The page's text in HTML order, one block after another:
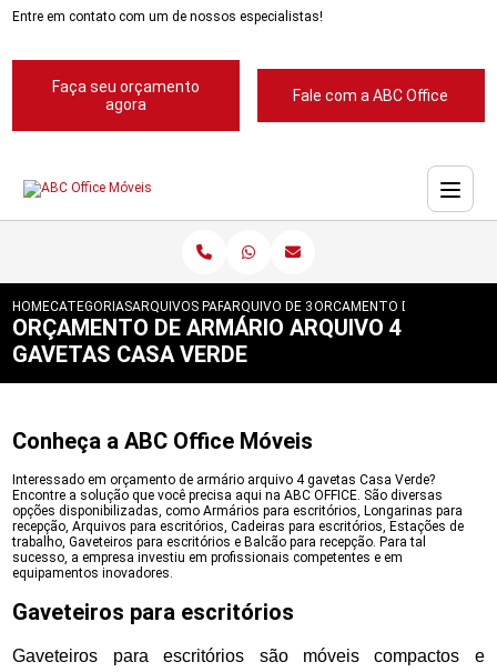
Entre em contato com um de nossos especialistas!
Faça seu orçamento
agora
Fale com a ABC Office
HOMECATEGORIASARQUIVOS PARA ESCRITORIOS
ARQUIVO DE 3 GAVETAS PARA
ORCAMENTO DE ARMARIO
ORÇAMENTO DE ARMÁRIO ARQUIVO 4
GAVETAS CASA VERDE
Conheça a ABC Office Móveis
Interessado em orçamento de armário arquivo 4 gavetas Casa Verde?
Encontre a solução que você precisa aqui na ABC OFFICE. São diversas
opções disponibilizadas, como Armários para escritórios, Longarinas para
recepção, Arquivos para escritórios, Cadeiras para escritórios, Estações de
trabalho, Gaveteiros para escritórios e Balcão para recepção. Para tal
sucesso, a empresa investiu em profissionais competentes e em
equipamentos inovadores.
Gaveteiros para escritórios
Gaveteiros para escritórios são móveis compactos e